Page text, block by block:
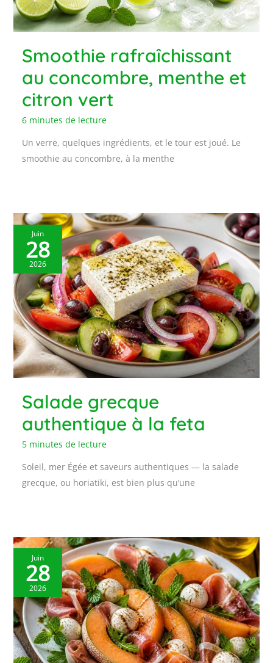
Smoothie rafraîchissant
au concombre, menthe et
citron vert
6 minutes de lecture
Un verre, quelques ingrédients, et le tour est joué. Le
smoothie au concombre, à la menthe
Juin
28
2026
Salade grecque
authentique à la feta
5 minutes de lecture
Soleil, mer Égée et saveurs authentiques — la salade
grecque, ou horiatiki, est bien plus qu’une
Juin
28
2026